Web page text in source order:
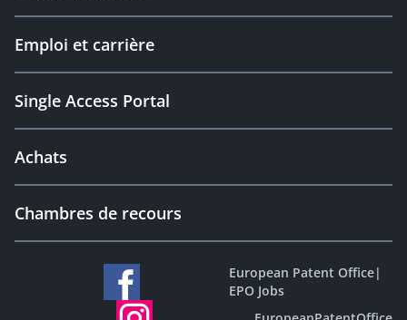
Emploi et carrière
Single Access Portal
Achats
Chambres de recours
European Patent Office|
EPO Jobs